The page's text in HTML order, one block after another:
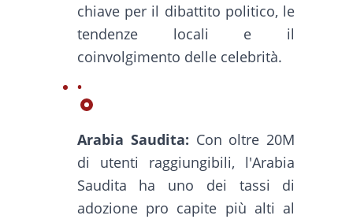
chiave per il dibattito politico, le
tendenze locali e il
coinvolgimento delle celebrità.
Arabia Saudita: Con oltre 20M
di utenti raggiungibili, l'Arabia
Saudita ha uno dei tassi di
adozione pro capite più alti al